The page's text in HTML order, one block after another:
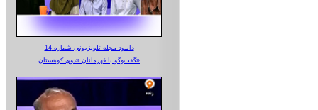
دانلود مجله تلویزیونی شماره 14
گفت‌وگو با قهرمانان «دوی کوهستان»